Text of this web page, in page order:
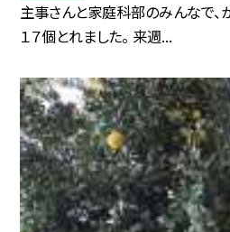
主事さんと家庭科部のみんなで、
１７個とれました。 来週...